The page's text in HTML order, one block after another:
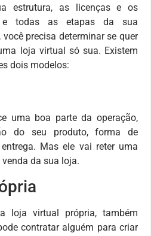
estrutura, as licenças e os
e todas as etapas da sua
precisa determinar se quer
loja virtual só sua. Existem
dois modelos:
uma boa parte da operação,
do seu produto, forma de
Mas ele vai reter uma
da sua loja.
loja virtual própria, também
contratar alguém para criar